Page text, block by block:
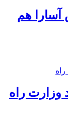
آسارا هم
وزارت راه